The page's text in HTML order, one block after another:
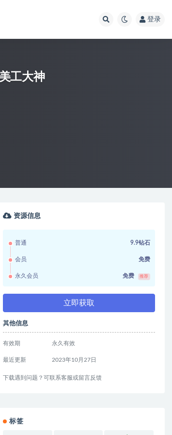
登录
工大神
资源信息
普通 9.9钻石
会员 免费
永久会员 免费 推荐
立即获取
其他信息
有效期 永久有效
最近更新 2023年10月27日
下载遇到问题？可联系客服或留言反馈
标签